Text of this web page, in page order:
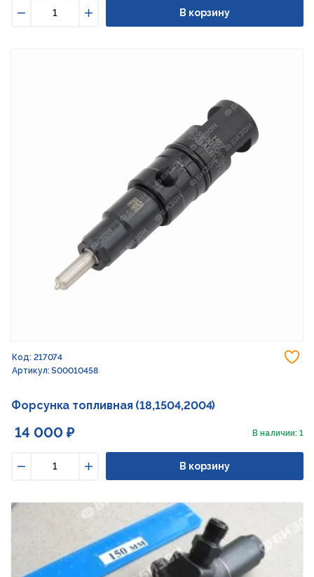
Увеличить
В корзину
Код: 217074
Артикул: S00010458
Форсунка топливная (18,1504,2004)
14 000 ₽ В наличии: 1
Увеличить
В корзину